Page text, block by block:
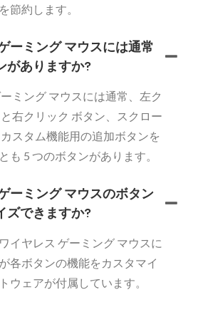
節約します。
ーミング マウスには通常
がありますか?
ミング マウスには通常、左ク
右クリック ボタン、スクロー
スタム機能用の追加ボタンを
も 5 つのボタンがあります。
ーミング マウスのボタン
ズできますか?
イヤレス ゲーミング マウスに
各ボタンの機能をカスタマイ
ウェアが付属しています。